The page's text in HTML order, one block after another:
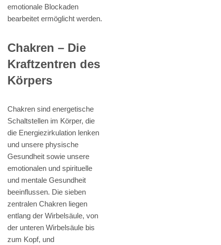
emotionale Blockaden
bearbeitet ermöglicht werden.
Chakren – Die
Kraftzentren des
Körpers
Chakren sind energetische
Schaltstellen im Körper, die
die Energiezirkulation lenken
und unsere physische
Gesundheit sowie unsere
emotionalen und spirituelle
und mentale Gesundheit
beeinflussen. Die sieben
zentralen Chakren liegen
entlang der Wirbelsäule, von
der unteren Wirbelsäule bis
zum Kopf, und